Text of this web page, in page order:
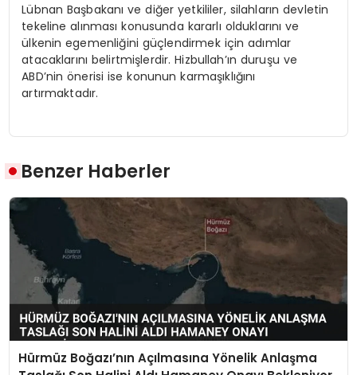
Lübnan Başbakanı ve diğer yetkililer, silahların devletin
tekeline alınması konusunda kararlı olduklarını ve
ülkenin egemenliğini güçlendirmek için adımlar
atacaklarını belirtmişlerdir. Hizbullah’ın duruşu ve
ABD’nin önerisi ise konunun karmaşıklığını
artırmaktadır.
Benzer Haberler
Hürmüz Boğazı’nın Açılmasına Yönelik Anlaşma